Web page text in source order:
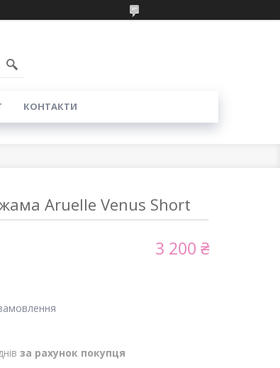
КОНТАКТИ
Aruelle Venus Short
3 200 ₴
за рахунок покупця